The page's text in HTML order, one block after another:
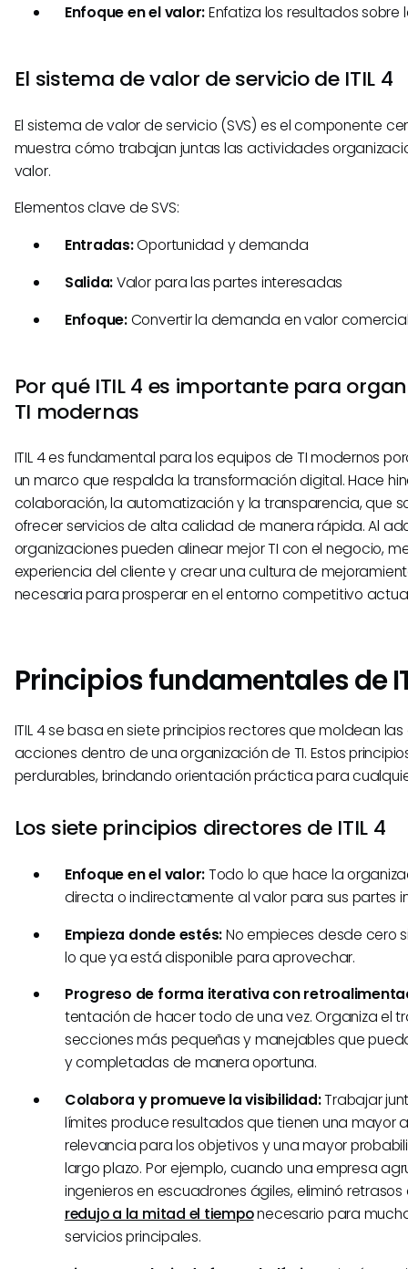
Enfoque en el valor:Enfatiza los resultados sobre
El sistema de valor de servicio de ITIL 4
El sistema de valor de servicio (SVS) es el componente
muestra cómo trabajan juntas las actividades
valor.
Elementos clave de SVS:
Entradas:Oportunidad y demanda
Salida:Valor para las partes interesadas
Enfoque:Convertir la demanda en valor
Por qué ITIL 4 es importante para
TI modernas
ITIL 4 es fundamental para los equipos de TI modernos
un marco que respalda la transformación digital. Hace
colaboración, la automatización y la transparencia, que
ofrecer servicios de alta calidad de manera rápida. Al
organizaciones pueden alinear mejor TI con el negocio,
experiencia del cliente y crear una cultura de
necesaria para prosperar en el entorno competitivo
Principios fundamentales de
ITIL 4 se basa en siete principios rectores que moldean
acciones dentro de una organización de TI. Estos
perdurables, brindando orientación práctica para
Los siete principios directores de ITIL 4
Enfoque en el valor:Todo lo que hace la
directa o indirectamente al valor para sus partes
Empieza donde estés:No empieces desde cero
lo que ya está disponible para aprovechar.
Progreso de forma iterativa con
tentación de hacer todo de una vez. Organiza el
secciones más pequeñas y manejables que
y completadas de manera oportuna.
Colabora y promueve la visibilidad:Trabajar
límites produce resultados que tienen una mayor
relevancia para los objetivos y una mayor
largo plazo. Por ejemplo, cuando una empresa
ingenieros en escuadrones ágiles, eliminó
redujo a la mitad el tiemponecesario para
servicios principales.